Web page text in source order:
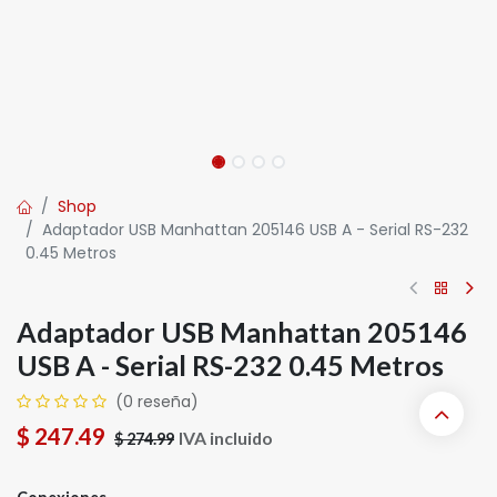
Shop
Adaptador USB Manhattan 205146 USB A - Serial RS-232
0.45 Metros
Adaptador USB Manhattan 205146
USB A - Serial RS-232 0.45 Metros
(0 reseña)
$ 247.49 $274.99 IVA incluido